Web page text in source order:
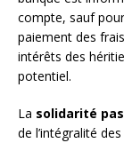
compte, sauf
paiement des
intérêts des
potentiel.
La solidarité
de l’intégralité